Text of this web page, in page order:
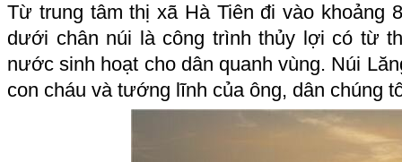
Từ trung tâm thị xã Hà Tiên đi vào khoảng
dưới chân núi là công trình thủy lợi có từ
nước sinh hoạt cho dân quanh vùng. Núi
con cháu và tướng lĩnh của ông, dân chúng